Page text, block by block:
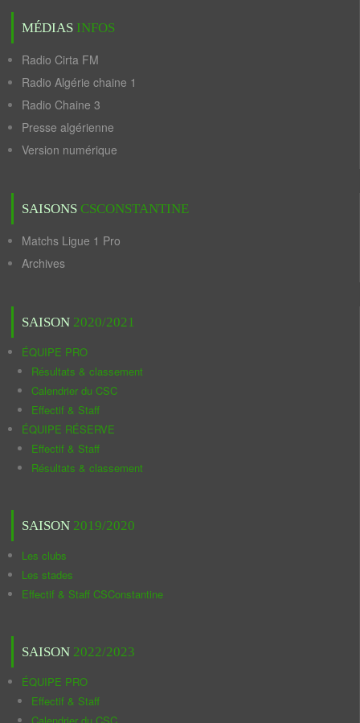
MÉDIAS INFOS
Radio Cirta FM
Radio Algérie chaine 1
Radio Chaine 3
Presse algérienne
Version numérique
SAISONS CSCONSTANTINE
Matchs Ligue 1 Pro
Archives
SAISON 2020/2021
ÉQUIPE PRO
Résultats & classement
Calendrier du CSC
Effectif & Staff
ÉQUIPE RÉSERVE
Effectif & Staff
Résultats & classement
SAISON 2019/2020
Les clubs
Les stades
Effectif & Staff CSConstantine
SAISON 2022/2023
ÉQUIPE PRO
Effectif & Staff